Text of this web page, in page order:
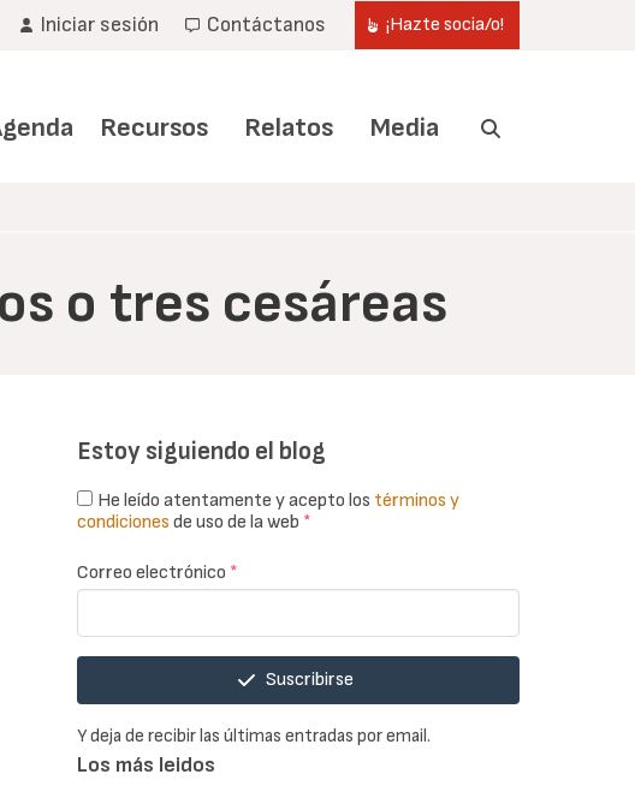
Iniciar sesión Contáctanos ¡Hazte socia/o!
Recursos Relatos Media
o tres cesáreas
Estoy siguiendo el blog
He leído atentamente y acepto los términos y
condiciones de uso de la web *
Correo electrónico *
Suscribirse
Y deja de recibir las últimas entradas por email.
Los más leidos